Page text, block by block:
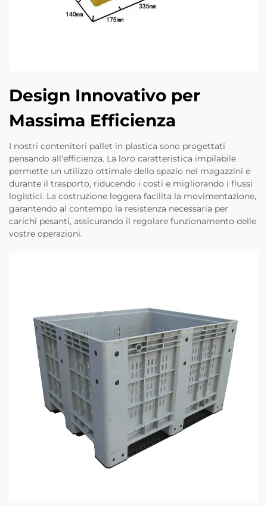
Design Innovativo per
Massima Efficienza
I nostri contenitori pallet in plastica sono progettati
pensando all'efficienza. La loro caratteristica impilabile
permette un utilizzo ottimale dello spazio nei magazzini e
durante il trasporto, riducendo i costi e migliorando i flussi
logistici. La costruzione leggera facilita la movimentazione,
garantendo al contempo la resistenza necessaria per
carichi pesanti, assicurando il regolare funzionamento delle
vostre operazioni.